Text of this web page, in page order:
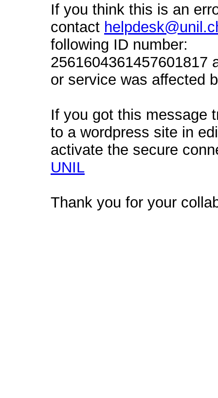
If you think this is an
contact
following ID number:
2561604361457601817
or service was affected
If you got this message
to a wordpress site in
activate the secure
UNIL
Thank you for your